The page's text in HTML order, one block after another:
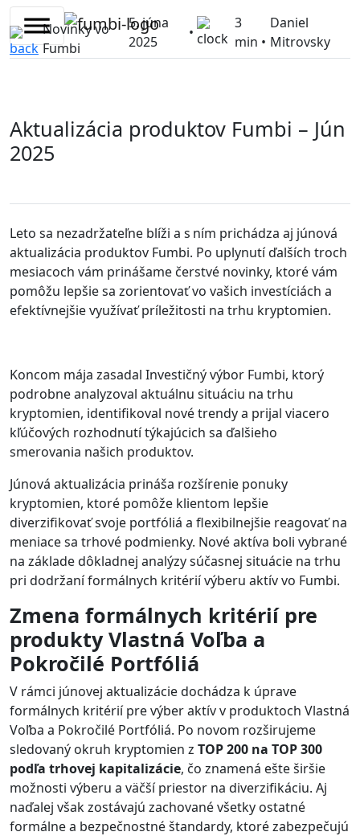
Skip
to
content
Novinky vo
Fumbi
5. júna
2025
•
3
min •
Daniel
Mitrovsky
Aktualizácia produktov Fumbi – Jún
2025
Leto sa nezadržateľne blíži a s ním prichádza aj júnová
aktualizácia produktov Fumbi. Po uplynutí ďalších troch
mesiacoch vám prinášame čerstvé novinky, ktoré vám
pomôžu lepšie sa zorientovať vo vašich investíciách a
efektívnejšie využívať príležitosti na trhu kryptomien.
Koncom mája zasadal Investičný výbor Fumbi, ktorý
podrobne analyzoval aktuálnu situáciu na trhu
kryptomien, identifikoval nové trendy a prijal viacero
kľúčových rozhodnutí týkajúcich sa ďalšieho
smerovania našich produktov.
Júnová aktualizácia prináša rozšírenie ponuky
kryptomien, ktoré pomôže klientom lepšie
diverzifikovať svoje portfóliá a flexibilnejšie reagovať na
meniace sa trhové podmienky. Nové aktíva boli vybrané
na základe dôkladnej analýzy súčasnej situácie na trhu
pri dodržaní formálnych kritérií výberu aktív vo Fumbi.
Zmena formálnych kritérií pre
produkty Vlastná Voľba a
Pokročilé Portfóliá
V rámci júnovej aktualizácie dochádza k úprave
formálnych kritérií pre výber aktív v produktoch Vlastná
Voľba a Pokročilé Portfóliá. Po novom rozširujeme
sledovaný okruh kryptomien z TOP 200 na TOP 300
podľa trhovej kapitalizácie, čo znamená ešte širšie
možnosti výberu a väčší priestor na diverzifikáciu. Aj
naďalej však zostávajú zachované všetky ostatné
formálne a bezpečnostné štandardy, ktoré zabezpečujú